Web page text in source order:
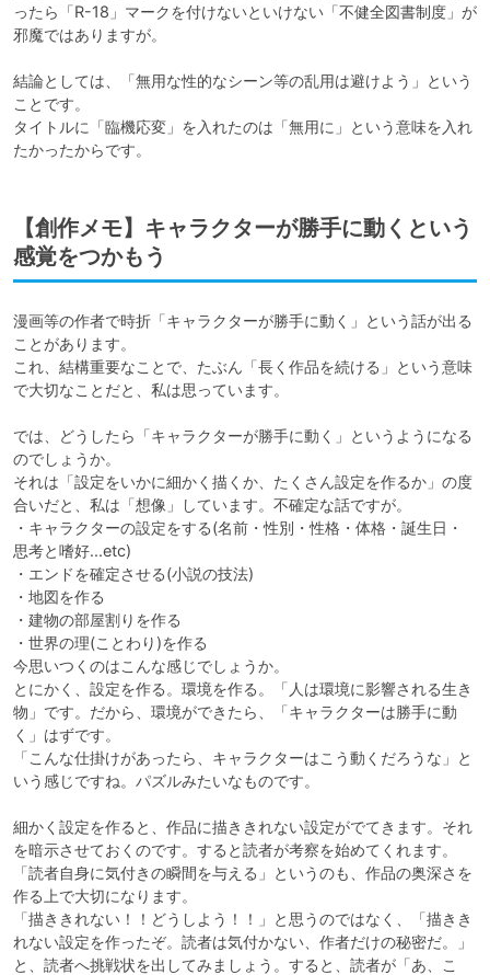
ったら「R-18」マークを付けないといけない「不健全図書制度」が
邪魔ではありますが。
結論としては、「無用な性的なシーン等の乱用は避けよう」という
ことです。
タイトルに「臨機応変」を入れたのは「無用に」という意味を入れ
たかったからです。
【創作メモ】キャラクターが勝手に動くという
感覚をつかもう
漫画等の作者で時折「キャラクターが勝手に動く」という話が出る
ことがあります。
これ、結構重要なことで、たぶん「長く作品を続ける」という意味
で大切なことだと、私は思っています。
では、どうしたら「キャラクターが勝手に動く」というようになる
のでしょうか。
それは「設定をいかに細かく描くか、たくさん設定を作るか」の度
合いだと、私は「想像」しています。不確定な話ですが。
・キャラクターの設定をする(名前・性別・性格・体格・誕生日・
思考と嗜好...etc)
・エンドを確定させる(小説の技法)
・地図を作る
・建物の部屋割りを作る
・世界の理(ことわり)を作る
今思いつくのはこんな感じでしょうか。
とにかく、設定を作る。環境を作る。「人は環境に影響される生き
物」です。だから、環境ができたら、「キャラクターは勝手に動
く」はずです。
「こんな仕掛けがあったら、キャラクターはこう動くだろうな」と
いう感じですね。パズルみたいなものです。
細かく設定を作ると、作品に描ききれない設定がでてきます。それ
を暗示させておくのです。すると読者が考察を始めてくれます。
「読者自身に気付きの瞬間を与える」というのも、作品の奥深さを
作る上で大切になります。
「描ききれない！！どうしよう！！」と思うのではなく、「描きき
れない設定を作ったぞ。読者は気付かない、作者だけの秘密だ。」
と、読者へ挑戦状を出してみましょう。すると、読者が「あ、こ